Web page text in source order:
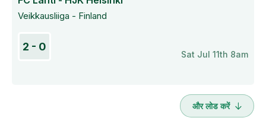
Veikkausliiga - Finland
2 - 0
Sat Jul 11th 8am
और लोड करें